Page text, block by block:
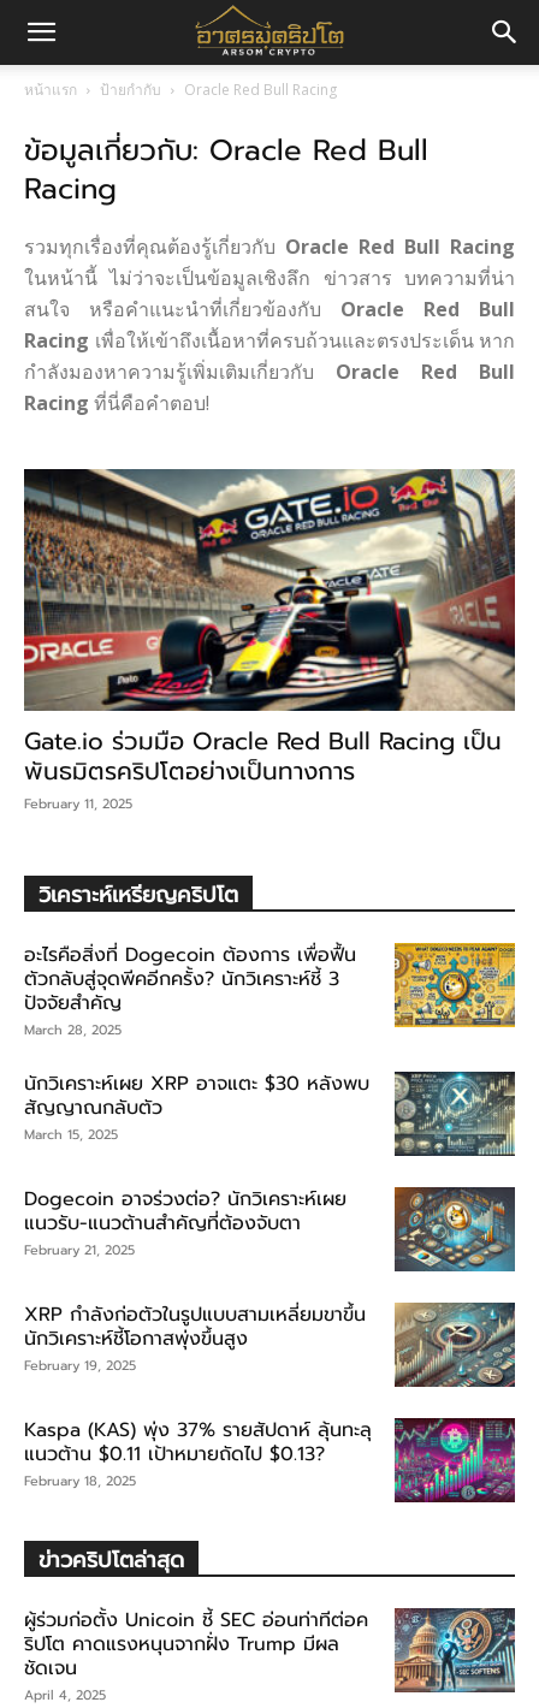
มค
หน้าแรก ป้ายกำกับ Oracle Red Bull Racing
ข้อมูลเกี่ยวกับ: Oracle Red Bull
Racing
รวมทุกเรื่องที่คุณต้องรู้เกี่ยวกับ Oracle Red Bull Racing
ในหน้านี้ ไม่ว่าจะเป็นข้อมูลเชิงลึก ข่าวสาร บทความที่น่า
สนใจ หรือคำแนะนำที่เกี่ยวข้องกับ Oracle Red Bull
Racing เพื่อให้เข้าถึงเนื้อหาที่ครบถ้วนและตรงประเด็น หาก
กำลังมองหาความรู้เพิ่มเติมเกี่ยวกับ Oracle Red Bull
Racing ที่นี่คือคำตอบ!
Gate.io ร่วมมือ Oracle Red Bull Racing เป็น
พันธมิตรคริปโตอย่างเป็นทางการ
February 11, 2025
วิเคราะห์เหรียญคริปโต
อะไรคือสิ่งที่ Dogecoin ต้องการ เพื่อฟื้น
ตัวกลับสู่จุดพีคอีกครั้ง? นักวิเคราะห์ชี้ 3
ปัจจัยสำคัญ
March 28, 2025
นักวิเคราะห์เผย XRP อาจแตะ $30 หลังพบ
สัญญาณกลับตัว
March 15, 2025
Dogecoin อาจร่วงต่อ? นักวิเคราะห์เผย
แนวรับ-แนวต้านสำคัญที่ต้องจับตา
February 21, 2025
XRP กำลังก่อตัวในรูปแบบสามเหลี่ยมขาขึ้น
นักวิเคราะห์ชี้โอกาสพุ่งขึ้นสูง
February 19, 2025
Kaspa (KAS) พุ่ง 37% รายสัปดาห์ ลุ้นทะลุ
แนวต้าน $0.11 เป้าหมายถัดไป $0.13?
February 18, 2025
ข่าวคริปโตล่าสุด
ผู้ร่วมก่อตั้ง Unicoin ชี้ SEC อ่อนท่าทีต่อค
ริปโต คาดแรงหนุนจากฝั่ง Trump มีผล
ชัดเจน
April 4, 2025